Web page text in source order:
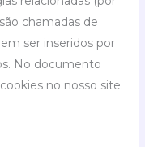
chamadas de
ser inseridos por
No documento
no nosso site.